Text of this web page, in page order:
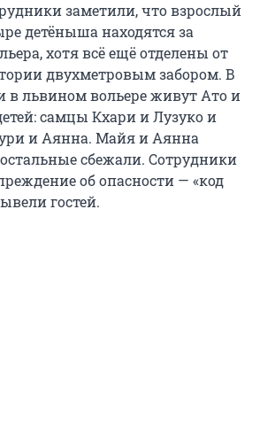
заметили, что взрослый
детёныша находятся за
хотя всё ещё отделены от
двухметровым забором. В
в львином вольере живут Ато и
самцы Кхари и Лузуко и
и Аянна. Майя и Аянна
сбежали. Сотрудники
об опасности — «код
гостей.